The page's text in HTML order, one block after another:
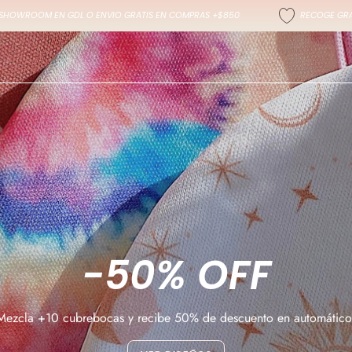
GRATIS EN COMPRAS +$850 RECOGE GRATIS EN NUESTRO
-50% OFF
+10 cubrebocas y recibe 50% de descuento en